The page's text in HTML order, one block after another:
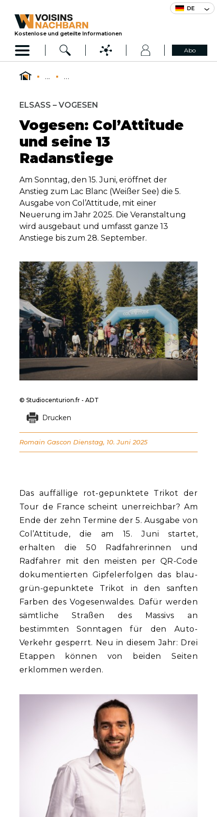
DE
Kostenlose und geteilte Informationen
Abo
... ...
ELSASS – VOGESEN
Vogesen: Col’Attitude
und seine 13
Radanstiege
Am Sonntag, den 15. Juni, eröffnet der
Anstieg zum Lac Blanc (Weißer See) die 5.
Ausgabe von Col’Attitude, mit einer
Neuerung im Jahr 2025. Die Veranstaltung
wird ausgebaut und umfasst ganze 13
Anstiege bis zum 28. September.
Das auffällige rot-gepunktete Trikot der
Tour de France scheint unerreichbar? Am
Ende der zehn Termine der 5. Ausgabe von
Col’Attitude, die am 15. Juni startet,
erhalten die 50 Radfahrerinnen und
Radfahrer mit den meisten per QR-Code
dokumentierten Gipfelerfolgen das blau-
grün-gepunktete Trikot in den sanften
Farben des Vogesenwaldes. Dafür werden
sämtliche Straßen des Massivs an
bestimmten Sonntagen für den Auto-
Verkehr gesperrt. Neu in diesem Jahr: Drei
Etappen können von beiden Seiten
erklommen werden.
© Studiocenturion.fr - ADT
Drucken
Romain Gascon Dienstag, 10. Juni 2025